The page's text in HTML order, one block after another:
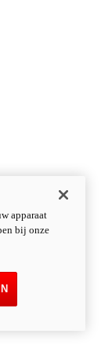
apparaat
bij onze